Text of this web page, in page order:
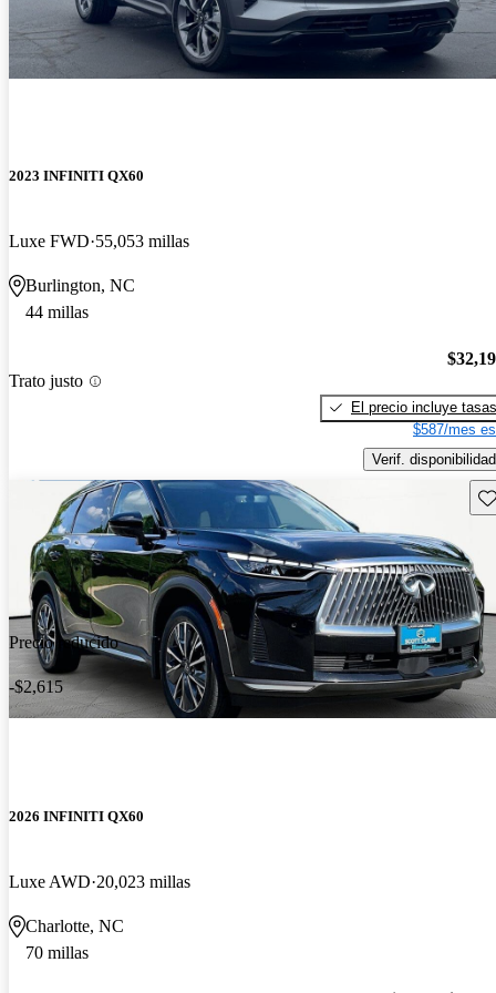
2023 INFINITI QX60
Luxe FWD 55,053 millas
Burlington, NC
44 millas
Trato justo
El precio incluye tasas
$587/mes
Verif. disponibilidad
Precio reducido
-$2,615
2026 INFINITI QX60
Luxe AWD 20,023 millas
Charlotte, NC
70 millas